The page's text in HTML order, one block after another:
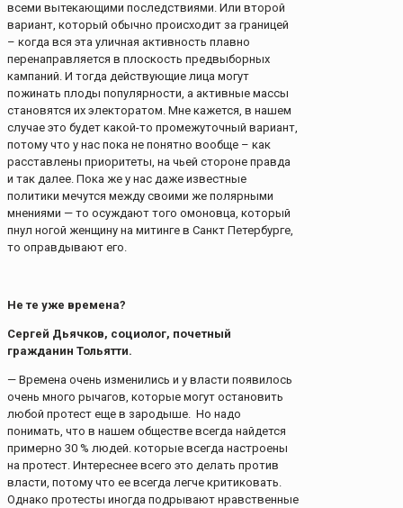
всеми вытекающими последствиями. Или второй
вариант, который обычно происходит за границей
– когда вся эта уличная активность плавно
перенаправляется в плоскость предвыборных
кампаний. И тогда действующие лица могут
пожинать плоды популярности, а активные массы
становятся их электоратом. Мне кажется, в нашем
случае это будет какой-то промежуточный вариант,
потому что у нас пока не понятно вообще – как
расставлены приоритеты, на чьей стороне правда
и так далее. Пока же у нас даже известные
политики мечутся между своими же полярными
мнениями — то осуждают того омоновца, который
пнул ногой женщину на митинге в Санкт Петербурге,
то оправдывают его.
Не те уже времена?
Сергей Дьячков, социолог, почетный
гражданин Тольятти.
— Времена очень изменились и у власти появилось
очень много рычагов, которые могут остановить
любой протест еще в зародыше. Но надо
понимать, что в нашем обществе всегда найдется
примерно 30 % людей. которые всегда настроены
на протест. Интереснее всего это делать против
власти, потому что ее всегда легче критиковать.
Однако протесты иногда подрывают нравственные